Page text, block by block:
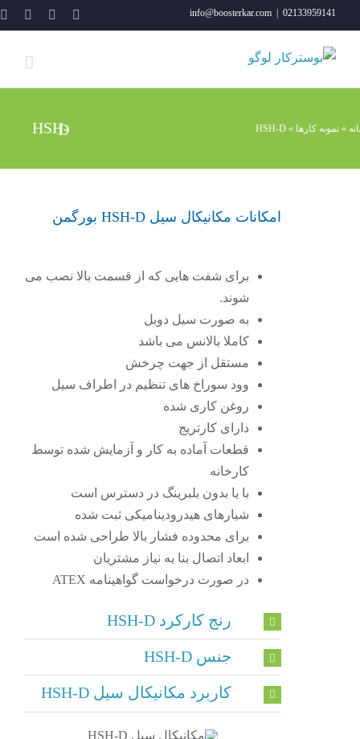
به
محتوا
02133959141
info@boosterkar.com
YouTube
Instagram
HSH-D » نمونه کارها »
HSH-D
امکانات مکانیکال سیل HSH-D بورگمن
برای شفت هایی که از قسمت بالا نصب می
شوند.
به صورت سیل دوبل
کاملا بالانس می باشد
مستقل از جهت چرخش
وود سوراخ های تنظیم در اطراف سیل
روغن کاری شده
دارای کارتریج
قطعات آماده به کار و آزمایش شده توسط
کارخانه
با یا بدون بلبرینگ در دسترس است
شیارهای هیدرودینامیکی ثبت شده
برای محدوده فشار بالا طراحی شده است
ابعاد اتصال بنا به نیاز مشتریان
در صورت درخواست گواهینامه ATEX
رنج کارکرد HSH-D
جنس HSH-D
کاربرد مکانیکال سیل HSH-D